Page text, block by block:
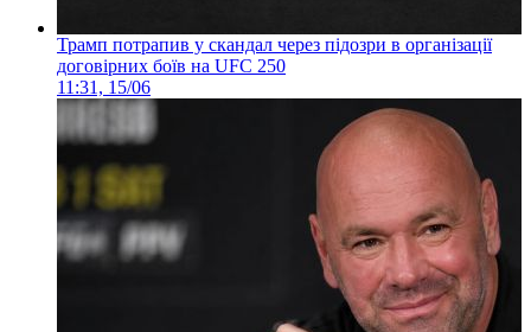
Трамп потрапив у скандал через підозри в організації
договірних боїв на UFC 250
11:31, 15/06